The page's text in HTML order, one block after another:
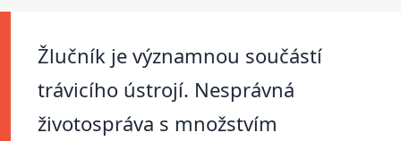
Žlučník je významnou součástí
trávicího ústrojí. Nesprávná
životospráva s množstvím